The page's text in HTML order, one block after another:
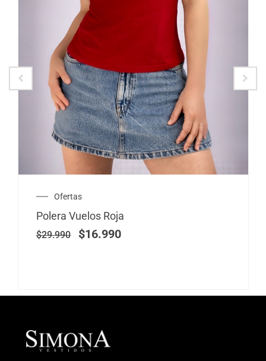
Ofertas
Polera Vuelos Roja
$29.990
El
precio
original
era:
$16.990
actual
es: